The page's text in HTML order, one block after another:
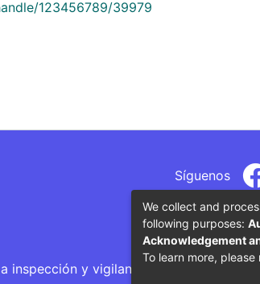
123456789/39979
Síguenos
inspección y vigilancia por parte del
We collect and
following purposes:
Acknowledgement
To learn more, please